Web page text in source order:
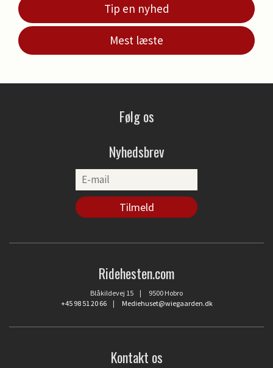
Tip en nyhed
Mest læste
Følg os
Nyhedsbrev
Ridehesten.com
Blåkildevej 15 | 9500 Hobro
+45 98 51 20 66| Mediehuset@wiegaarden.dk
Kontakt os